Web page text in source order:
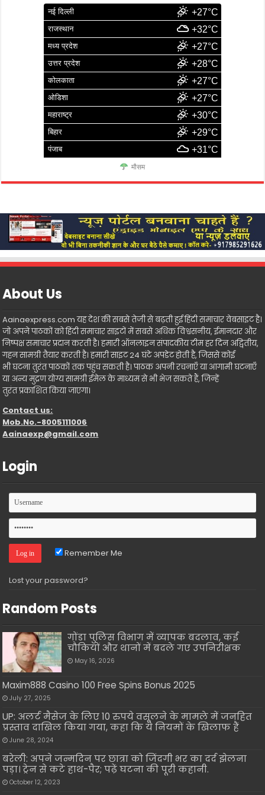
नई दिल्ली +27°C
राजस्थान +32°C
मध्य प्रदेश +27°C
उत्तर प्रदेश +28°C
कोलकाता +27°C
ओडिशा +27°C
महाराष्ट्र +30°C
बिहार +29°C
पंजाब +31°C
मौसम
About Us
Aainaexpress.com यह देश की सबसे तेजी से बढ़ती हुई हिंदी समाचार वेबसाइट है।
जो अपने पाठकों को हिंदी समाचार साइटों में सबसे अधिक विश्वसनीय, ईमानदार और
निष्पक्ष समाचार प्रदान करती है। हमारी ऑनलाइन संपादकीय टीम हर दिन अद्वितीय,
गहन सामग्री तैयार करती है। हमारी साइट 24 घंटे अपडेट होती है, जिससे कोई
भी घटना तुरंत पाठकों तक पहुंच सकती है। पाठक अपनी रचनाएँ या आगामी घटनाएँ
या अन्य मुद्रण योग्य सामग्री ईमेल के माध्यम से भी भेज सकते हैं, जिन्हें
तुरंत प्रकाशित किया जाएगा।
Contact us:
Mob.No.-8005111006
Aainaexp@gmail.com
Login
Remember Me
Lost your password?
Random Posts
गोंडा पुलिस विभाग में व्यापक बदलाव, कई
चौकियों और थानों में बदले गए उपनिरीक्षक
May 16, 2026
Maxim888 Casino 100 Free Spins Bonus 2025
July 27, 2025
UP: अलर्ट मैसेज के लिए 10 रुपये वसूलने के मामले में जनहित
प्रस्ताव दाखिल किया गया, कहा कि ये नियमों के खिलाफ हैं
June 28, 2024
बरेली: अपने जन्मदिन पर छात्रा को जिंदगी भर का दर्द झेलना
पड़ा। ट्रेन से कटे हाथ-पैर; पढ़ें घटना की पूरी कहानी.
October 12, 2023